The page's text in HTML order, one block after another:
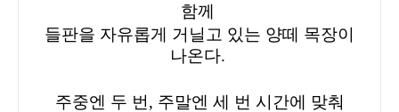
함께
들판을 자유롭게 거닐고 있는 양떼 목장이
나온다.
주중엔 두 번, 주말엔 세 번 시간에 맞춰